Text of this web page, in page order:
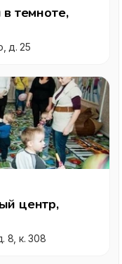
темноте,
д. 25
центр,
8, к. 308